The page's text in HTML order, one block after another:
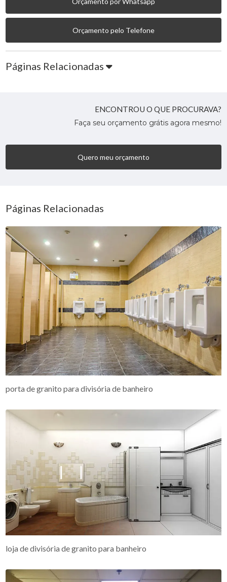
Orçamento pelo Telefone
Páginas Relacionadas
ENCONTROU O QUE PROCURAVA?
Faça seu orçamento grátis agora mesmo!
Quero meu orçamento
Páginas Relacionadas
porta de granito para divisória de banheiro
loja de divisória de granito para banheiro